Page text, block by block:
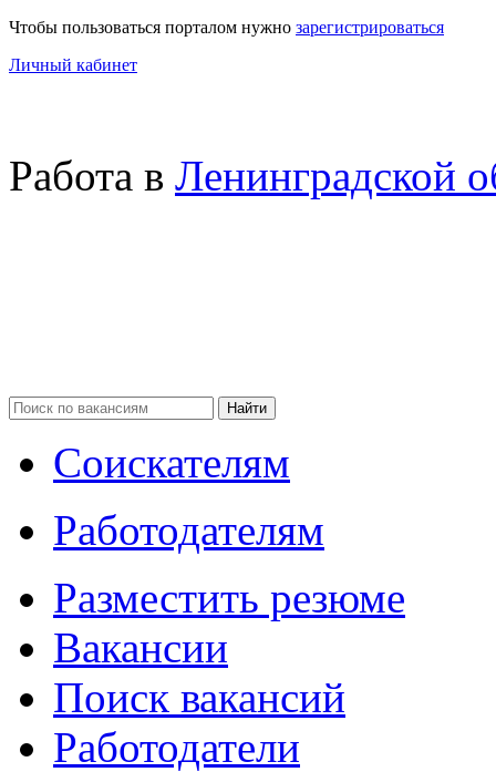
Чтобы пользоваться порталом нужно зарегистрироваться
Личный кабинет
Работа в Ленинградской
Соискателям
Работодателям
Разместить резюме
Вакансии
Поиск вакансий
Работодатели